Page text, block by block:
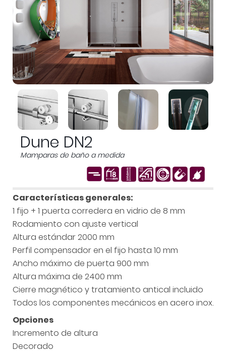
Dune DN2
Mamparas de baño a medida
Características generales:
1 fijo + 1 puerta corredera en vidrio de 8 mm
Rodamiento con ajuste vertical
Altura estándar 2000 mm
Perfil compensador en el fijo hasta 10 mm
Ancho máximo de puerta 900 mm
Altura máxima de 2400 mm
Cierre magnético y tratamiento antical incluido
Todos los componentes mecánicos en acero inox.
Opciones
Incremento de altura
Decorado